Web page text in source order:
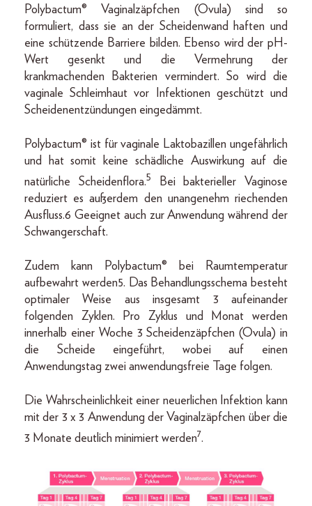
Polybactum® Vaginalzäpfchen (Ovula) sind so
formuliert, dass sie an der Scheidenwand haften und
eine schützende Barriere bilden. Ebenso wird der pH-
Wert gesenkt und die Vermehrung der
krankmachenden Bakterien vermindert. So wird die
vaginale Schleimhaut vor Infektionen geschützt und
Scheidenentzündungen eingedämmt.
Polybactum® ist für vaginale Laktobazillen ungefährlich
und hat somit keine schädliche Auswirkung auf die
natürliche Scheidenflora.5
Bei bakterieller Vaginose
reduziert es außerdem den unangenehm riechenden
Ausfluss.6 Geeignet auch zur Anwendung während der
Schwangerschaft.
Zudem kann Polybactum® bei Raumtemperatur
aufbewahrt werden5. Das Behandlungsschema besteht
optimaler Weise aus insgesamt 3 aufeinander
folgenden Zyklen. Pro Zyklus und Monat werden
innerhalb einer Woche 3 Scheidenzäpfchen (Ovula) in
die Scheide eingeführt, wobei auf einen
Anwendungstag zwei anwendungsfreie Tage folgen.
Die Wahrscheinlichkeit einer neuerlichen Infektion kann
mit der 3 x 3 Anwendung der Vaginalzäpfchen über die
3 Monate deutlich minimiert werden7.